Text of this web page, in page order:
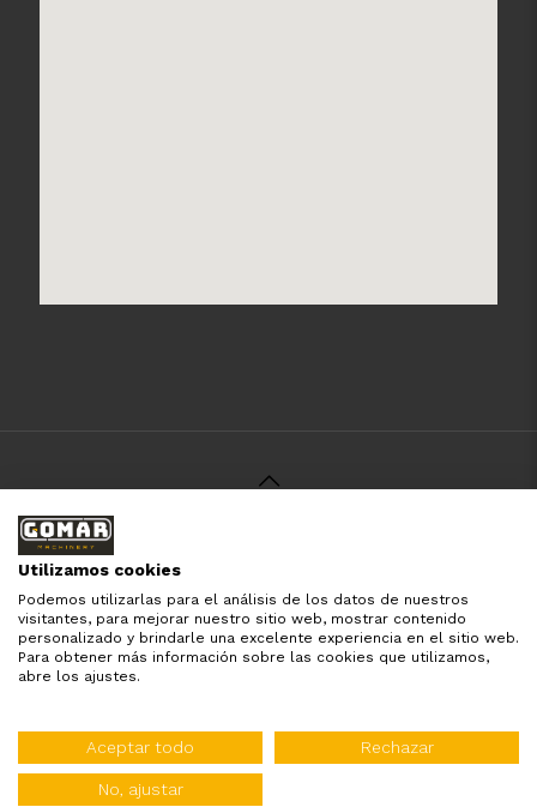
© 2021 Gomar Machinery -
Privacidad
Todas las marcas aquí mencionadas son de simple
referencia, es solo para especificar los productos que
comercializamos y el servicio que brindamos. Nuestra
empresa respeta todos los derechos de marca reservados
Diseñado por:
Distribuidor oficial de:
Utilizamos cookies
Podemos utilizarlas para el análisis de los datos de nuestros
visitantes, para mejorar nuestro sitio web, mostrar contenido
personalizado y brindarle una excelente experiencia en el sitio web.
Para obtener más información sobre las cookies que utilizamos,
abre los ajustes.
Aceptar todo Rechazar
No, ajustar